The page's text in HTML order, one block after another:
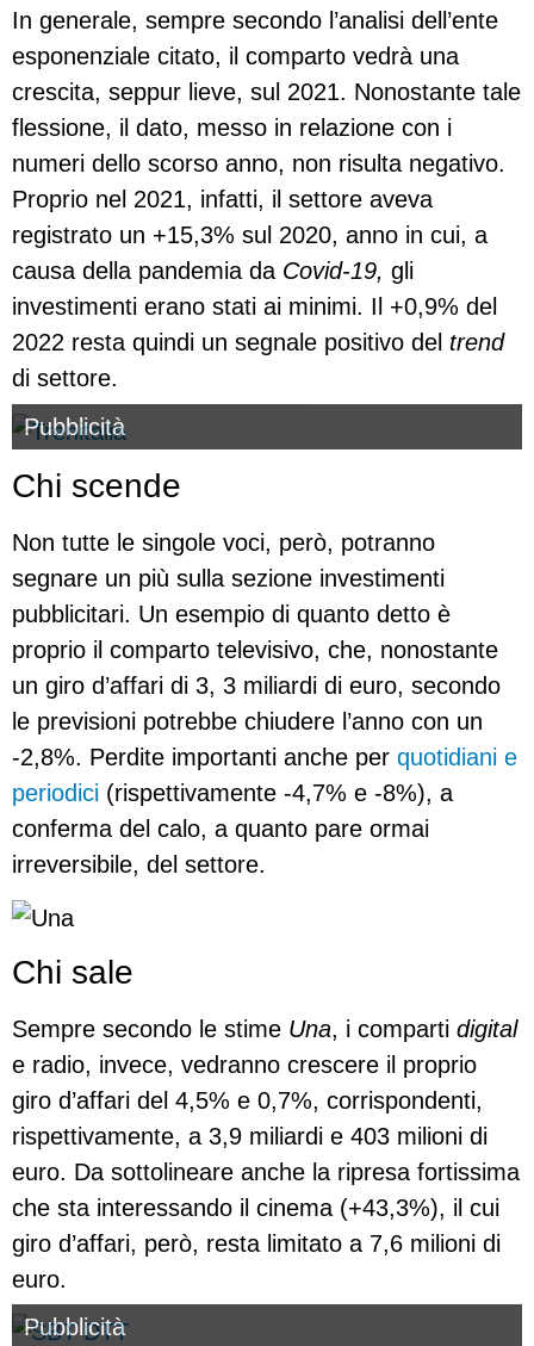
In generale, sempre secondo l’analisi dell’ente
esponenziale citato, il comparto vedrà una
crescita, seppur lieve, sul 2021. Nonostante tale
flessione, il dato, messo in relazione con i
numeri dello scorso anno, non risulta negativo.
Proprio nel 2021, infatti, il settore aveva
registrato un +15,3% sul 2020, anno in cui, a
causa della pandemia da Covid-19, gli
investimenti erano stati ai minimi. Il +0,9% del
2022 resta quindi un segnale positivo del trend
di settore.
Pubblicità
Chi scende
Non tutte le singole voci, però, potranno
segnare un più sulla sezione investimenti
pubblicitari. Un esempio di quanto detto è
proprio il comparto televisivo, che, nonostante
un giro d’affari di 3, 3 miliardi di euro, secondo
le previsioni potrebbe chiudere l’anno con un
-2,8%. Perdite importanti anche per quotidiani e
periodici (rispettivamente -4,7% e -8%), a
conferma del calo, a quanto pare ormai
irreversibile, del settore.
Chi sale
Sempre secondo le stime Una, i comparti digital
e radio, invece, vedranno crescere il proprio
giro d’affari del 4,5% e 0,7%, corrispondenti,
rispettivamente, a 3,9 miliardi e 403 milioni di
euro. Da sottolineare anche la ripresa fortissima
che sta interessando il cinema (+43,3%), il cui
giro d’affari, però, resta limitato a 7,6 milioni di
euro.
Pubblicità